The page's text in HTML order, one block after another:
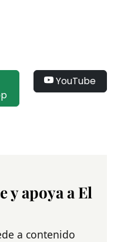
YouTube
y apoya a El
a contenido